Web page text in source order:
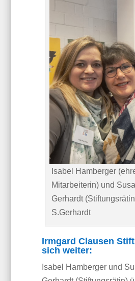
Isabel Hamberger
Mitarbeiterin) und
Gerhardt
S.Gerhardt
Irmgard Clausen
sich weiter:
Isabel Hamberger und